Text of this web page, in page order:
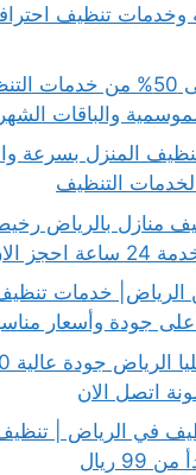
تنظيف احترافية
كيف توفر حتى 50% من
والباقات
طرق تنظيف المنزل بسرعة
منازل بالرياض
الرياض| خدمات
جودة وأسعار
اتصل الان
في الرياض |
ريال